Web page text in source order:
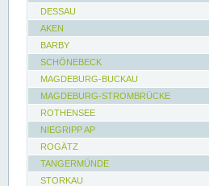
DESSAU
AKEN
BARBY
SCHÖNEBECK
MAGDEBURG-BUCKAU
MAGDEBURG-STROMBRÜCKE
ROTHENSEE
NIEGRIPP AP
ROGÄTZ
TANGERMÜNDE
STORKAU